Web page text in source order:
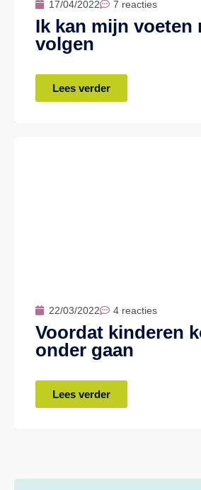
17/04/2022 7 reacties
Ik kan mijn voeten
volgen
Lees verder
22/03/2022 4 reacties
Voordat kinderen
onder gaan
Lees verder